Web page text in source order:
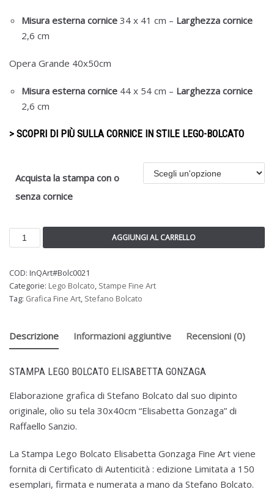
Misura esterna cornice 34 x 41 cm – Larghezza cornice
2,6 cm
Opera Grande 40x50cm
Misura esterna cornice 44 x 54 cm – Larghezza cornice
2,6 cm
> SCOPRI DI PIÙ SULLA CORNICE IN STILE LEGO-BOLCATO
Acquista la stampa con o
senza cornice
AGGIUNGI AL CARRELLO
COD: InQArt#Bolc0021
Categorie: Lego Bolcato, Stampe Fine Art
Tag: Grafica Fine Art, Stefano Bolcato
Descrizione Informazioni aggiuntive Recensioni (0)
STAMPA LEGO BOLCATO ELISABETTA GONZAGA
Elaborazione grafica di Stefano Bolcato dal suo dipinto
originale, olio su tela 30x40cm “Elisabetta Gonzaga” di
Raffaello Sanzio.
La Stampa Lego Bolcato Elisabetta Gonzaga Fine Art viene
fornita di Certificato di Autenticità : edizione Limitata a 150
esemplari, firmata e numerata a mano da Stefano Bolcato.